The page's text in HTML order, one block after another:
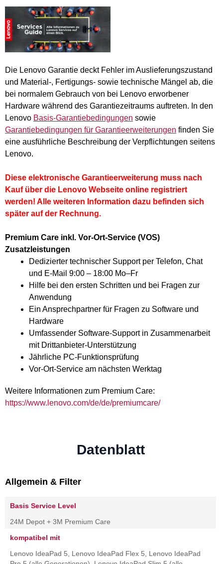
Die Lenovo Garantie deckt Fehler im Auslieferungszustand
und Material-, Fertigungs- sowie technische Mängel ab, die
bei normalem Gebrauch von bei Lenovo erworbener
Hardware während des Garantiezeitraums auftreten. In den
Lenovo Basis-Garantiebedingungen sowie
Garantiebedingungen für Garantieerweiterungen finden Sie
eine ausführliche Beschreibung der Verpflichtungen seitens
Lenovo.
Diese elektronische Garantieerweiterung muss nach
Kauf über die Lenovo Webseite online registriert
werden! Alle weiteren Information dazu befinden sich
später auf der Rechnung.
Premium Care inkl. Vor-Ort-Service (VOS)
Zusatzleistungen
Dedizierter technischer Support per Telefon, Chat
und E-Mail 9:00 – 18:00 Mo–Fr
Hilfe bei den ersten Schritten und bei Fragen zur
Anwendung
Ein Ansprechpartner für Fragen zu Software und
Hardware
Umfassender Software-Support in Zusammenarbeit
mit Drittanbieter-Unterstützung
Jährliche PC-Funktionsprüfung
Vor-Ort-Service am nächsten Werktag
Weitere Informationen zum Premium Care:
https://www.lenovo.com/de/de/premiumcare/
Datenblatt
Allgemein & Filter
Basis Service Level
24M Depot + 3M Premium Care
kompatibel mit
Lenovo IdeaPad 5, Lenovo IdeaPad Flex 5, Lenovo IdeaPad